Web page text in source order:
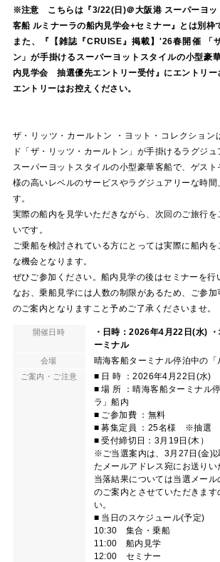
※注意 こちらは『3/22(日)＠大阪港 スーパーヨッ
客船 ルミナーラの船内見学会+セミナー』とは別枠
また、『【雑誌『CRUISE』掲載】'26春開催 「
ン」が手掛けるスーパーヨットスタイルの小型豪
内見学会 抽選優先エントリー受付』にエントリー
エントリーはお控えください。
ザ・リッツ・カールトン ・ヨット・コレクション
ド「ザ・リッツ・カールトン」が手掛けるラグジュ
スーパーヨットスタイルの小型豪華客船で、ゲス
様の高いレベルのサービスやラグジュアリーな時間
す。
実際の船内を見学いただきながら、次回のご旅行
いです。
ご乗船を検討されている方にとっては実際に船内
な機会となります。
ぜひご参加ください。船内見学の後はセミナーを行
なお、乗船見学には人数の制限があるため、ご参
のご案内となりますこと予めご了承くださいませ。
開催日時
・日時：2026年4月22日(水)
ーミナル
会場 晴海客船ターミナル停泊中の「
ご案内・ご注意
■ 日 時 ：2026年4月22日(水)
■ 場 所 ：晴海客船ターミナル
ラ」船内
■ ご参加費 ：無料
■ 募集定員 ：25名様 ※抽選
■ 受付締切日：3月19日(木）
※ご当選案内は、3月27日(金)
たメールアドレス宛にお送りい
当落結果については当選メー
のご案内とさせていただきます
い。
■ 当日のスケジュール(予定)
10:30 集合・乗船
11:00 船内見学
12:00 セミナー